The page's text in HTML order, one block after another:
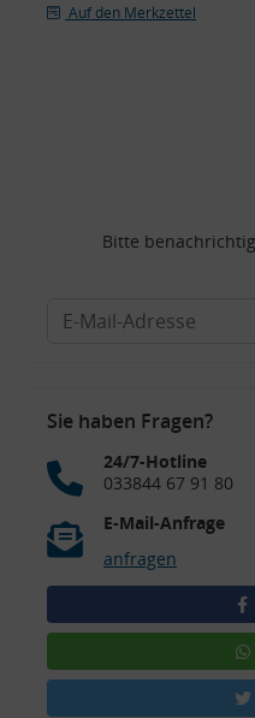
Auf den Merkzettel
Bitte
Sie haben Fragen?
24/7-Hotline
033844 67 91 80
E-Mail-Anfrage
anfragen